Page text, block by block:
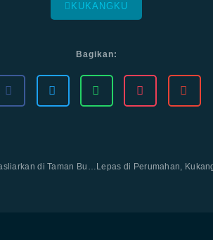
KUKANGKU
Bagikan:
Hore, Kukang Temuan Warga Dilepasliarkan di Taman Buru Masigit Kareumbi